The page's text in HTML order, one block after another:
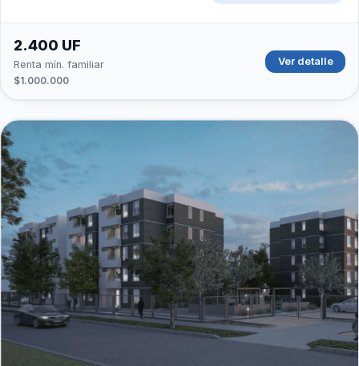
2.400 UF
Renta mín. familiar
$1.000.000
Ver detalle